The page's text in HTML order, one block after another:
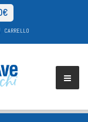
CARRELLO